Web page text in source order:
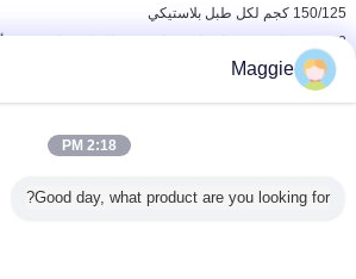
150/125 كجم لكل طبل بلاستيكي
2مخزن مغلق في مكان بارد وجاف، مدة الصلاحية لمدة ستة أشهر
بطاقة:وكيل معالجة المياه
مادة ترقية من النسيج المختلط
احصل على افضل سعر ل
Maggie
2:18 PM
Good day, what product are you looking for?